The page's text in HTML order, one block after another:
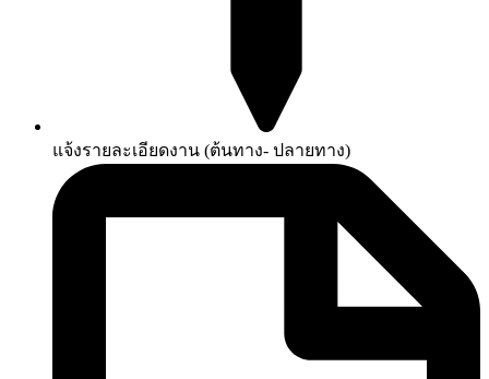
แจ้งรายละเอียดงาน (ต้นทาง- ปลายทาง)​